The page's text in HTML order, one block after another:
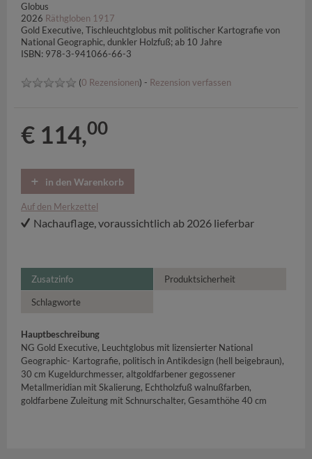
Globus
2026 Räthgloben 1917
Gold Executive, Tischleuchtglobus mit politischer Kartografie von
National Geographic, dunkler Holzfuß; ab 10 Jahre
ISBN: 978-3-941066-66-3
(0 Rezensionen) - Rezension verfassen
€ 114,00
in den Warenkorb
Auf den Merkzettel
Nachauflage, voraussichtlich ab 2026 lieferbar
Zusatzinfo Produktsicherheit
Schlagworte
Hauptbeschreibung
NG Gold Executive, Leuchtglobus mit lizensierter National
Geographic- Kartografie, politisch in Antikdesign (hell beigebraun),
30 cm Kugeldurchmesser, altgoldfarbener gegossener
Metallmeridian mit Skalierung, Echtholzfuß walnußfarben,
goldfarbene Zuleitung mit Schnurschalter, Gesamthöhe 40 cm